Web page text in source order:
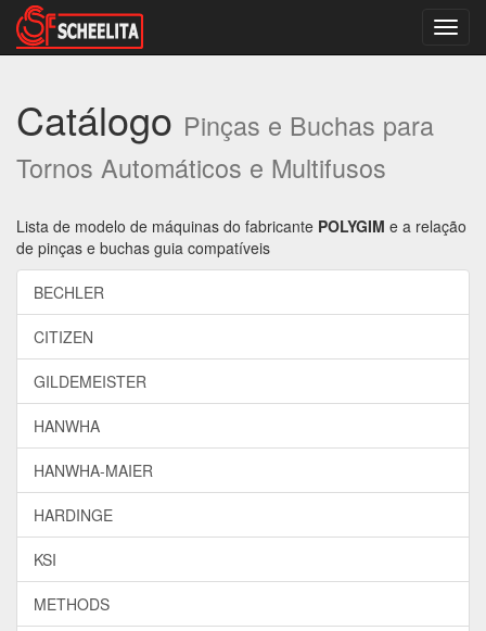
Catálogo Pinças e Buchas para
Tornos Automáticos e Multifusos
Lista de modelo de máquinas do fabricante POLYGIM e a relação
de pinças e buchas guia compatíveis
BECHLER
CITIZEN
GILDEMEISTER
HANWHA
HANWHA-MAIER
HARDINGE
KSI
METHODS